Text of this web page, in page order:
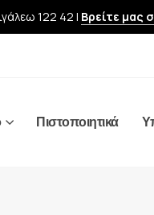
122 42 | Βρείτε μας
Πιστοποιητικά